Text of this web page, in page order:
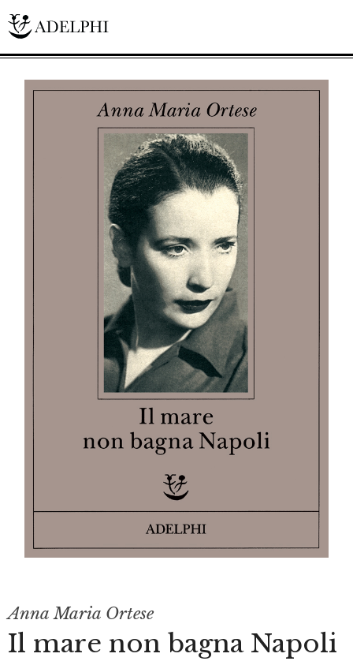
Anna Maria Ortese
Il mare non bagna Napoli